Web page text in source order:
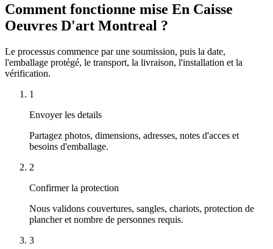
Comment fonctionne mise En Caisse
Oeuvres D'art Montreal ?
Le processus commence par une soumission, puis la date,
l'emballage protégé, le transport, la livraison, l'installation et la
vérification.
1
Envoyer les details
Partagez photos, dimensions, adresses, notes d'acces et
besoins d'emballage.
2
Confirmer la protection
Nous validons couvertures, sangles, chariots, protection de
plancher et nombre de personnes requis.
3